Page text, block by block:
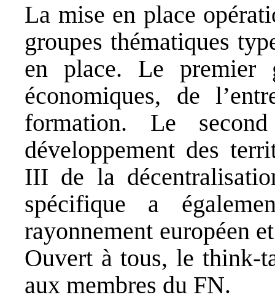
La mise en place
groupes thématiques
en place. Le premier
économiques, de
formation. Le
développement des
III de la
spécifique a
rayonnement européen
Ouvert à tous, le think-
aux membres du FN.